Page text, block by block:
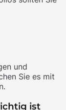
und
Sie es mit
ist